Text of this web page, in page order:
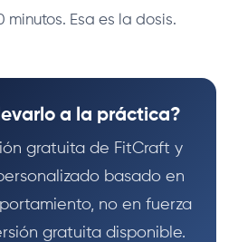
Esa es la dosis.
a la práctica?
gratuita de FitCraft y
basado en
no en fuerza
gratuita disponible.